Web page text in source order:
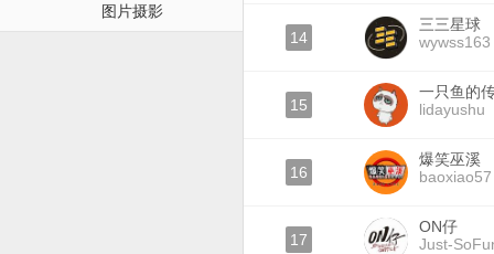
图片摄影
14
三三星球
wywss163
15
一只鱼的
lidayushu
16
爆笑巫溪
baoxiao57
17
ON仔
Just-